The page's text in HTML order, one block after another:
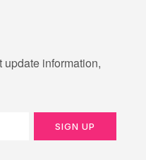
update information,
SIGN UP